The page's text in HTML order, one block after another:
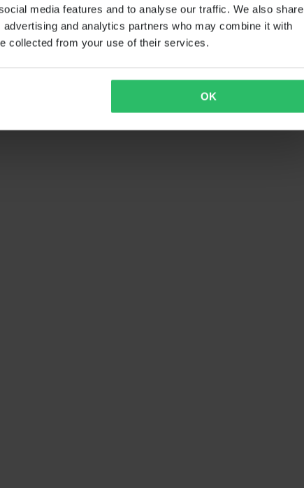
media features and to analyse our traffic. We also share
and analytics partners who may combine it with
collected from your use of their services.
OK